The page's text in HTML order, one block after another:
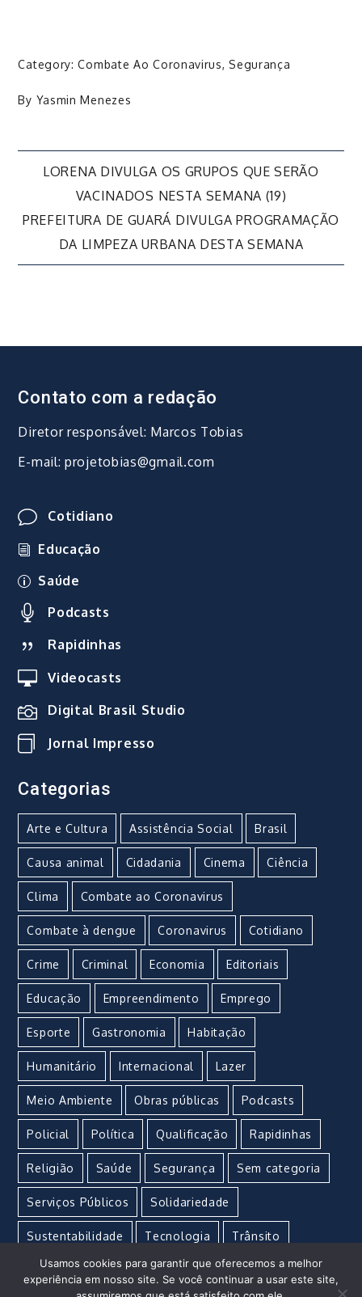
Category:Combate Ao Coronavirus, Segurança
By Yasmin Menezes
Navegação
de
Post
LORENA DIVULGA OS GRUPOS QUE SERÃO
VACINADOS NESTA SEMANA (19)
PREFEITURA DE GUARÁ DIVULGA PROGRAMAÇÃO
DA LIMPEZA URBANA DESTA SEMANA
Contato com a redação
Diretor responsável: Marcos Tobias
E-mail: projetobias@gmail.com
Cotidiano
Educação
Saúde
Podcasts
Rapidinhas
Videocasts
Digital Brasil Studio
Jornal Impresso
Categorias
Arte e Cultura Assistência Social Brasil
Causa animal Cidadania Cinema Ciência
Clima Combate ao Coronavirus
Combate à dengue Coronavirus Cotidiano
Crime Criminal Economia Editoriais
Educação Empreendimento Emprego
Esporte Gastronomia Habitação
Humanitário Internacional Lazer
Meio Ambiente Obras públicas Podcasts
Policial Política Qualificação Rapidinhas
Religião Saúde Segurança Sem categoria
Serviços Públicos Solidariedade
Sustentabilidade Tecnologia Trânsito
Turismo Urgente Vacina Violência
Usamos cookies para garantir que oferecemos a melhor
experiência em nosso site. Se você continuar a usar este site,